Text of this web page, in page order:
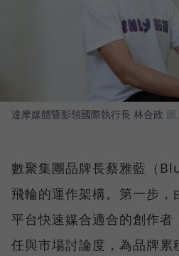
達摩媒體暨影領國際執行長 林合政 圖
數聚集團品牌長蔡雅藍（
飛輪的運作架構。第一步
平台快速媒合適合的創作者
任與市場討論度，為品牌累